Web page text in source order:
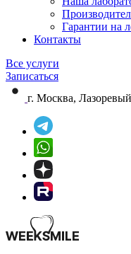
Гарантии на
Контакты
Все услуги
Записаться
г. Москва,